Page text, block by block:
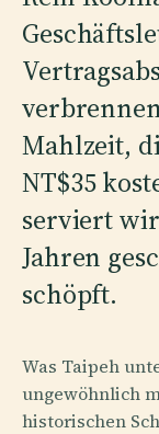
Mahlzeit,
NT$35
serviert
Jahren
schöpft.
Was Taipeh
ungewöhnlich
historischen